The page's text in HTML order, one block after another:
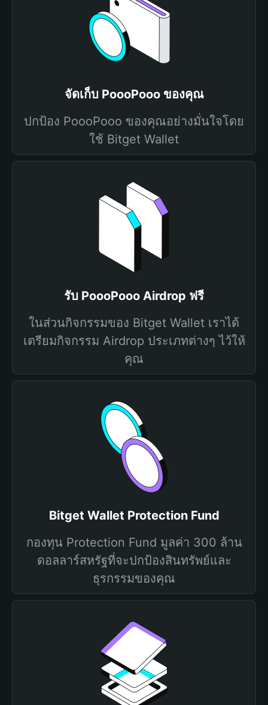
จัดเก็บ PoooPooo ของคุณ
ปกป้อง PoooPooo ของคุณอย่างมั่นใจโดย
ใช้ Bitget Wallet
รับ PoooPooo Airdrop ฟรี
ในส่วนกิจกรรมของ Bitget Wallet เราได้
เตรียมกิจกรรม Airdrop ประเภทต่างๆ ไว้ให้
คุณ
Bitget Wallet Protection Fund
กองทุน Protection Fund มูลค่า 300 ล้าน
ดอลลาร์สหรัฐที่จะปกป้องสินทรัพย์และ
ธุรกรรมของคุณ